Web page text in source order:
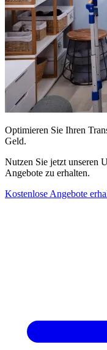
Optimieren Sie Ihren
Geld.
Nutzen Sie jetzt unseren
Angebote zu erhalten.
Kostenlose Angebote